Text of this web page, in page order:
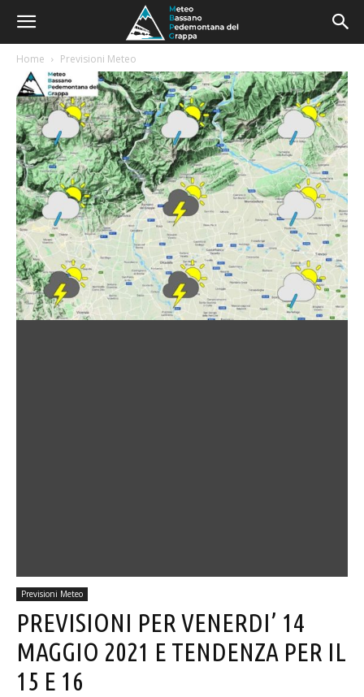
Home Previsioni Meteo
Previsioni Meteo
PREVISIONI PER VENERDI’ 14
MAGGIO 2021 E TENDENZA PER IL
15 E 16